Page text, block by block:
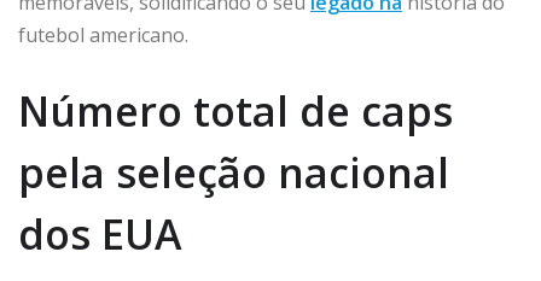
futebol americano.
Número total de caps
pela seleção nacional
dos EUA